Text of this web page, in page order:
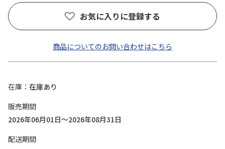
お気に入りに登録する
商品についてのお問い合わせはこちら
在庫
在庫あり
販売期間
2026年06月01日～2026年08月31日
配送期間